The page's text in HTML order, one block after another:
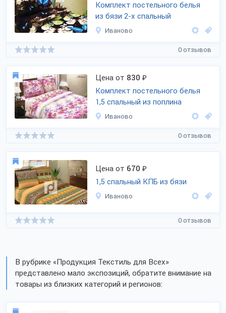
Комплект постельного белья
из бязи 2-х спальный
Иваново
0 отзывов
Цена от 830 ₽
Комплект постельного белья
1,5 спальный из поплина
Иваново
0 отзывов
Цена от 670 ₽
1,5 спальный КПБ из бязи
Иваново
0 отзывов
В рубрике «Продукция Текстиль для Всех»
представлено мало экспозиций, обратите внимание на
товары из близких категорий и регионов: